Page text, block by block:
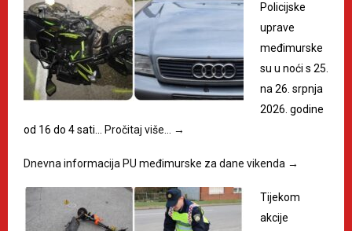
Policijske
uprave
međimurske
su u noći s 25.
na 26. srpnja
2026. godine
od 16 do 4 sati… Pročitaj više… →
Dnevna informacija PU međimurske za dane vikenda →
Tijekom
akcije